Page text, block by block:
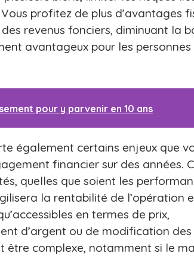
profitez de plus d’avantages
revenus fonciers, diminuant la
avantageux pour les personnes
pour y parvenir en 10 ans
également certains enjeux que
financier sur des années.
quelles que soient les
la rentabilité de l’opération
en termes de prix,
d’argent ou de modification des
complexe, notamment si le